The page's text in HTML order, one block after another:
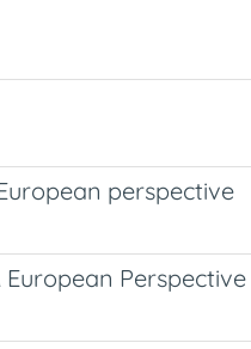
perspective
Perspective